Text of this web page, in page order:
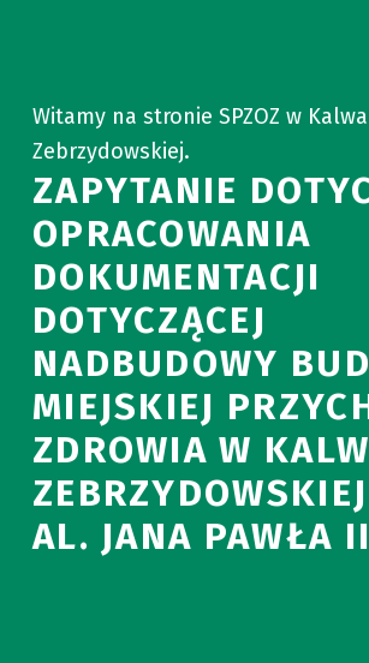
Witamy na stronie SPZOZ w
Zebrzydowskiej.
ZAPYTANIE
OPRACOWANIA
DOKUMENTACJI
DOTYCZĄCEJ
NADBUDOWY
MIEJSKIEJ
ZDROWIA W
AL. JANA PAWŁA